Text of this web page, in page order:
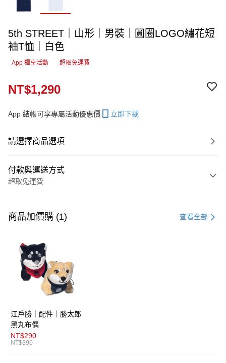
5th STREET｜山形｜男裝｜圓圈LOGO繡花短
袖T恤｜白色
App 獨享活動 超取免運費
NT$1,290
App 結帳可享專屬活動優惠價 立即下載
請選擇商品選項
付款與運送方式
超取免運費
信用卡一次付款
LINE Pay
AFTEE先享後付
【關於「AFTEE先享後付」】
便利好安心！
１．簡單：不需註冊會員、不需綁卡、不需儲值。
２．便利：只要手機號碼，簡訊認證，即可結帳。
３．安心：先確認商品／服務後，再付款。
運送方式
全家取貨付款
商品加價購 (1) 查看全部
江戶勝｜配件｜勝太郎
黑丸布偶
NT$290
NT$390